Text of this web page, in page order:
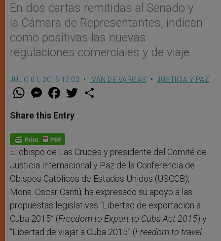
En dos cartas remitidas al Senado y
la Cámara de Representantes, indican
como positivas las nuevas
regulaciones comerciales y de viaje
JULIO 01, 2015 12:02 IVÁN DE VARGAS JUSTICIA Y PAZ
W
t
s
p
p
M
e
s
e
g
e
F
a
e
b
o
k
w
Share this Entry
El obispo de Las Cruces y presidente del Comité de
Justicia Internacional y Paz de la Conferencia de
Obispos Católicos de Estados Unidos (USCCB),
Mons. Oscar Cantú, ha expresado su apoyo a las
propuestas legislativas “Libertad de exportación a
Cuba 2015” (Freedom to Export to Cuba Act 2015) y
“Libertad de viajar a Cuba 2015” (Freedom to travel